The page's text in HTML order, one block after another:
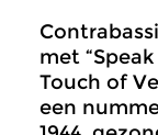
met
Touch of
een